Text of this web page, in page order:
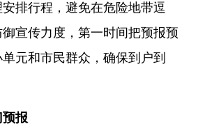
排行程，避免在危险地带逗
宣传力度，第一时间把预报预
元和市民群众，确保到户到
报